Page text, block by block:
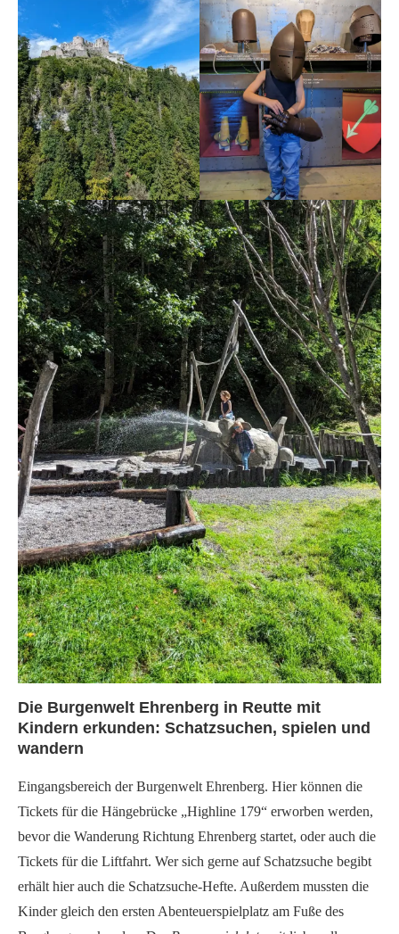
Die Burgenwelt Ehrenberg in Reutte mit
Kindern erkunden: Schatzsuchen, spielen und
wandern
Eingangsbereich der Burgenwelt Ehrenberg. Hier können die
Tickets für die Hängebrücke „Highline 179“ erworben werden,
bevor die Wanderung Richtung Ehrenberg startet, oder auch die
Tickets für die Liftfahrt. Wer sich gerne auf Schatzsuche begibt
erhält hier auch die Schatzsuche-Hefte. Außerdem mussten die
Kinder gleich den ersten Abenteuerspielplatz am Fuße des